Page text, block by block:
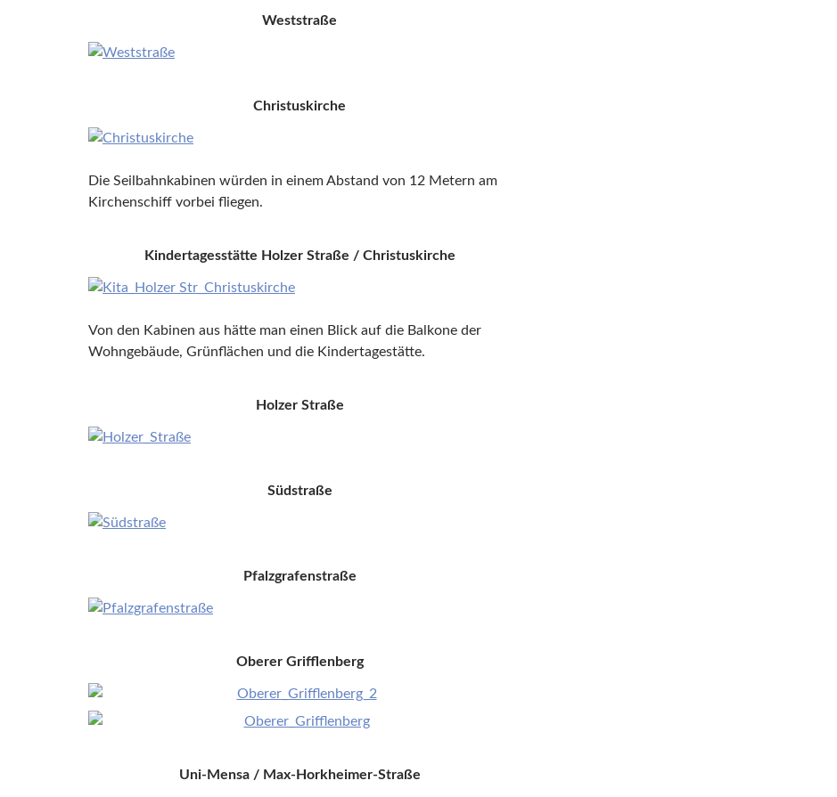
Weststraße
Christuskirche
Die Seilbahnkabinen würden in einem Abstand von 12 Metern am
Kirchenschiff vorbei fliegen.
Kindertagesstätte Holzer Straße / Christuskirche
Von den Kabinen aus hätte man einen Blick auf die Balkone der
Wohngebäude, Grünflächen und die Kindertagestätte.
Holzer Straße
Südstraße
Pfalzgrafenstraße
Oberer Grifflenberg
Uni-Mensa / Max-Horkheimer-Straße